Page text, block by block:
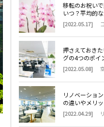
移転のお祝い
いつ？平均的
[2022.05.17]
押さえておき
グの4つのポイ
[2022.05.08]
リノベーショ
の違いやメリ
[2022.04.29]